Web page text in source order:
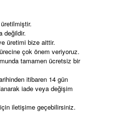
değildir.
üretimi bize aittir.
çok önem veriyoruz.
tamamen ücretsiz bir
itibaren 14 gün
iade veya değişim
iletişime geçebilirsiniz.